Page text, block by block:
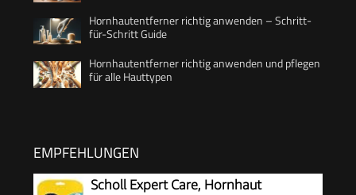
Hornhautentferner richtig anwenden – Schritt-
für-Schritt Guide
Hornhautentferner richtig anwenden und pflegen
für alle Hauttypen
EMPFEHLUNGEN
Scholl Expert Care, Hornhaut